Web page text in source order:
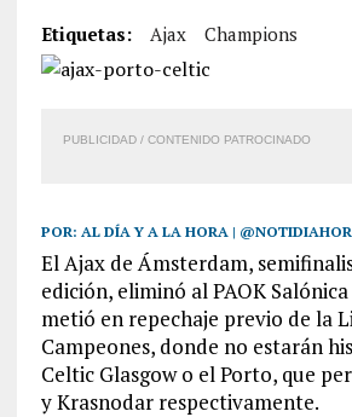
Etiquetas: Ajax Champions
PUBLICIDAD / CONTENIDO PATROCINADO
POR: AL DÍA Y A LA HORA |
El Ajax de Ámsterdam,
edición, eliminó al PAOK
metió en repechaje previo de la
Campeones, donde no estarán
Celtic Glasgow o el Porto, que
y Krasnodar respectivamente.